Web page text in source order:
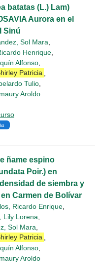
batatas (L.) Lam)
Aurora en el
Sinú
Sol Mara
Henrique
Alfonso
Patricia
Tulio
Aroldo
ñame espino
Poir.) en
de siembra y
Carmen de Bolívar
Ricardo Enrique
Lily Lorena
Sol Mara
Patricia
Alfonso
Aroldo